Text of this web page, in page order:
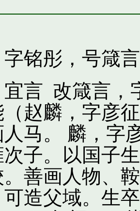
铭彤，号箴言
言 改箴言，
赵麟，字彦
马。 麟，字
次子。以国子
善画人物、
造父域。生